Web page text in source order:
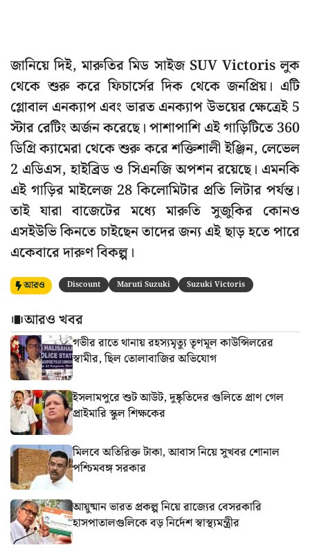
জানিয়ে দিই, মারুতির মিড সাইজ SUV Victoris লুক
থেকে শুরু করে ফিচার্সের দিক থেকে জনপ্রিয়। এটি
গ্লোবাল এনক্যাপ এবং ভারত এনক্যাপ উভয়ের ক্ষেত্রেই 5
স্টার রেটিং অর্জন করেছে। পাশাপাশি এই গাড়িটিতে 360
ডিগ্রি ক্যামেরা থেকে শুরু করে শক্তিশালী ইঞ্জিন, লেভেল
2 এডিএস, হাইব্রিড ও সিএনজি অপশন রয়েছে। এমনকি
এই গাড়ির মাইলেজ 28 কিলোমিটার প্রতি লিটার পর্যন্ত।
তাই যারা বাজেটের মধ্যে মারুতি সুজুকির কোনও
এসইউভি কিনতে চাইছেন তাদের জন্য এই ছাড় হতে পারে
একেবারে দারুণ বিকল্প।
আরও Discount Maruti Suzuki Suzuki Victoris
আরও খবর
গভীর রাতে থানায় রহস্যমৃত্যু তৃণমূল কাউন্সিলরের
স্বামীর, ছিল তোলাবাজির অভিযোগ
ইসলামপুরে শুট আউট, দুষ্কৃতিদের গুলিতে প্রাণ গেল
প্রাইমারি স্কুল শিক্ষকের
মিলবে অতিরিক্ত টাকা, আবাস নিয়ে সুখবর শোনাল
পশ্চিমবঙ্গ সরকার
আয়ুষ্মান ভারত প্রকল্প নিয়ে রাজ্যের বেসরকারি
হাসপাতালগুলিকে বড় নির্দেশ স্বাস্থ্যমন্ত্রীর